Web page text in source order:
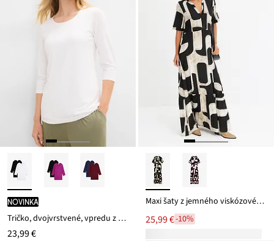
novinka
Tričko, dvojvrstvené, vpredu z mäkkého viskózového mixu (2 ks v balení)
23,99 €
Maxi šaty z jemného viskózovéhu mixu
25,99 €-10%